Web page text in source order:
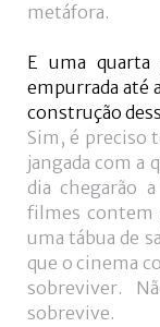
metáfora.
E uma
empurrada até
construção
Sim, é preciso
jangada com a
dia chegarão
filmes contem
uma tábua de
que o cinema
sobreviver.
sobrevive.